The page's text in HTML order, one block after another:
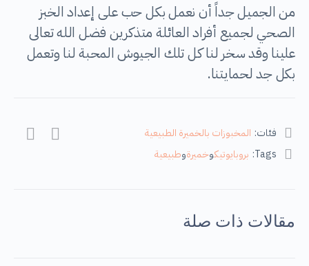
‎من الجميل جداً أن نعمل بكل حب على إعداد الخبز
الصحي لجميع أفراد العائلة متذكرين فضل الله تعالى
علينا وقد سخر لنا كل تلك الجيوش المحبة لنا وتعمل
بكل جد لحمايتنا.
فئات: المخبوزات بالخميرة الطبيعية
Tags: بروبايوتيكوخميرةوطبيعية
مقالات ذات صلة